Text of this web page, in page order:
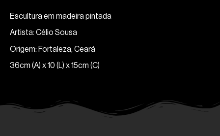
Escultura em madeira pintada
Artista: Célio Sousa
Origem: Fortaleza, Ceará
36cm (A) x 10 (L) x 15cm (C)